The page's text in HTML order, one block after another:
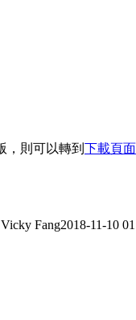
，則可以轉到 下載頁面
Vicky Fang2018-11-10